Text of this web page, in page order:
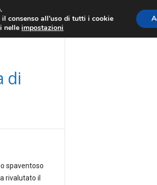
TRADING
FOREX NEWS
di
spaventoso
rivalutato il
consenso all’uso di tutti i cookie
nelleimpostazioni